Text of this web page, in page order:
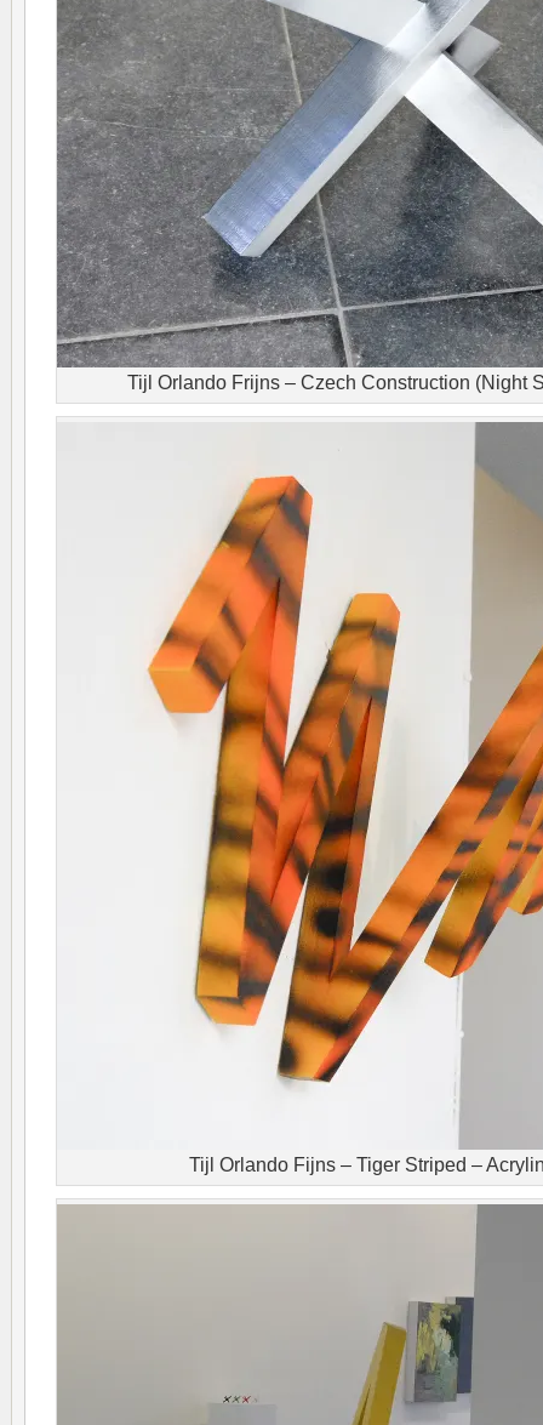
Tijl Orlando Frijns – Czech Construction (Night
Tijl Orlando Fijns – Tiger Striped –